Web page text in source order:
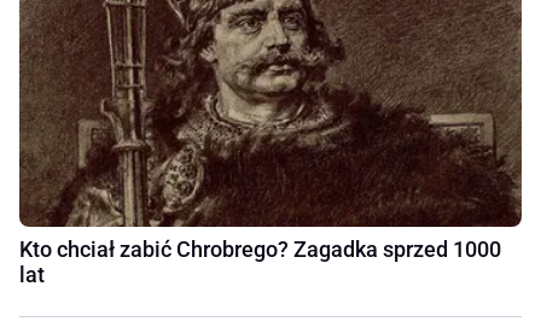
Kto chciał zabić Chrobrego? Zagadka sprzed 1000
lat